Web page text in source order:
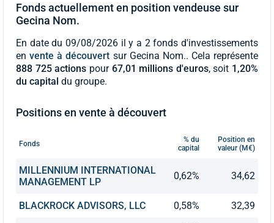
Fonds actuellement en position vendeuse sur
Gecina Nom.
En date du 09/08/2026 il y a 2 fonds d'investissements
envente à découvert sur Gecina Nom.. Cela représente
888 725 actions pour 67,01 millions d'euros, soit 1,20%
du capital du groupe.
Positions en vente à découvert
Fonds
% du
capital
Position en
valeur (M€)
MILLENNIUM INTERNATIONAL
MANAGEMENT LP
0,62% 34,62
BLACKROCK ADVISORS, LLC 0,58% 32,39